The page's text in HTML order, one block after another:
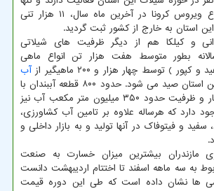
کرونا در آخرین ماه سال، ۱۱ هزار تنی
استان به خارج از کشور ثبت گردید.
و کیلکا هم از دیگر ظرفیت های شیلاتی
بطور متوسط هفت هزار تن انواع ماهی
) توسط چهار هزار و ۲۰۰ ماهیگیر از
آب
های دریای خزر در این استان صید می شود. حدود ۸۰۰ قطعه آببندان با
مساحت ۱۷ هزار هکتار و ظرفیت حدود ۳۵۰ میلیون متر مکعب آب نیز
دارد که هرساله علاوه بر تامین آب کشاورزی،
سفید و فیتوفاک در آنها تولید و به بازار داخلی و
مازندران بیشترین میزان خسارت به صنعت
به سه ماهه اسفند تا اختتام اردیبهشت دانست
ها نشان داده است که طی این دوره قیمت